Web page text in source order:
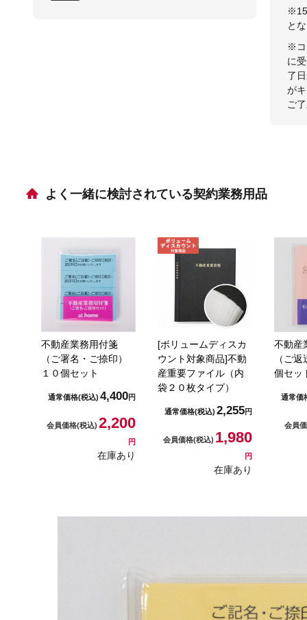
と
※コ
に
了
が
ご
よく一緒に検討されている契約業務用品
不動産業務用付箋
（ご署名・ご捺印）
１０個セット
通常価格(税込) 4,400円
会員価格(税込) 2,200
円
在庫あり
[ボリュームディスカ
ウント対象商品]不動
産重要ファイル（内
袋２０枚タイプ）
通常価格(税込) 2,255円
会員価格(税込) 1,980
円
在庫あり
不動産
（ご
個セッ
通常価
会員